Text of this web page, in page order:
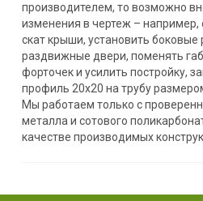
производителем, то возможно
изменения в чертеж – например,
скат крыши, установить
раздвижные двери, поменять
форточек и усилить постройку,
профиль 20х20 на трубу
Мы работаем только с
металла и сотового
качестве производимых